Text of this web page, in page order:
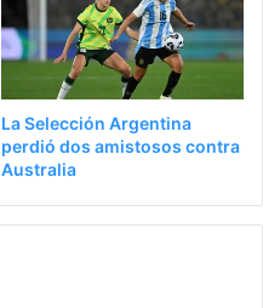
La Selección Argentina
perdió dos amistosos contra
Australia